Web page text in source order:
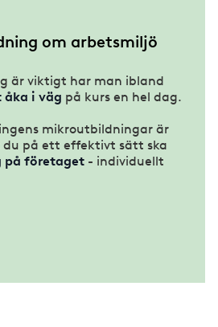
om arbetsmiljö
är viktigt har man ibland
i väg på kurs en hel dag.
mikroutbildningar är
på ett effektivt sätt ska
på företaget - individuellt